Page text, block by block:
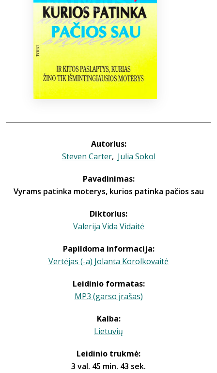
Autorius:
Steven Carter, Julia Sokol
Pavadinimas:
Vyrams patinka moterys, kurios patinka pačios sau
Diktorius:
Valerija Vida Vidaitė
Papildoma informacija:
Vertėjas (-a) Jolanta Korolkovaitė
Leidinio formatas:
MP3 (garso įrašas)
Kalba:
Lietuvių
Leidinio trukmė:
3 val. 45 min. 43 sek.